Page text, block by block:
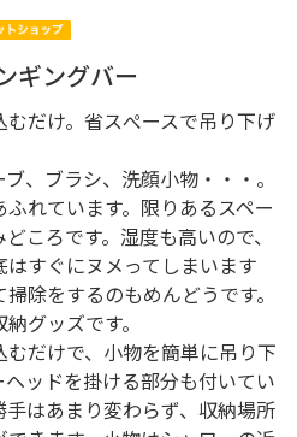
ギングバー
だけ。省スぺースで吊り下げ
、ブラシ、洗顔小物・・・。
れています。限りあるスペー
ころです。湿度も高いので、
すぐにヌメってしまいます
除をするのもめんどうです。
グッズです。
だけで、小物を簡単に吊り下
ッドを掛ける部分も付いてい
はあまり変わらず、収納場所